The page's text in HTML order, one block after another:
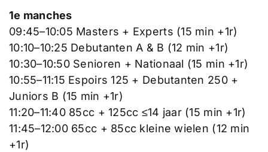
1e manches
09:45–10:05 Masters + Experts (15 min +1r)
10:10–10:25 Debutanten A & B (12 min +1r)
10:30–10:50 Senioren + Nationaal (15 min +1r)
10:55–11:15 Espoirs 125 + Debutanten 250 +
Juniors B (15 min +1r)
11:20–11:40 85cc + 125cc ≤14 jaar (15 min +1r)
11:45–12:00 65cc + 85cc kleine wielen (12 min
+1r)